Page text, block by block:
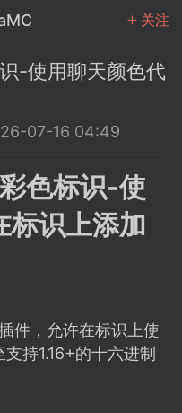
关注
SodaMC
🧃
-使用聊天颜色代
07-16 04:49
色标识-使
标识上添加
件，允许在标识上使
持1.16+的十六进制